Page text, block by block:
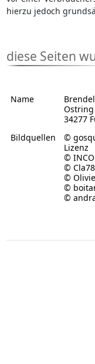
hierzu jedoch
diese Seiten
Name
Ostring
34277
Bildquellen
©
Lizenz
©
©
©
©
©